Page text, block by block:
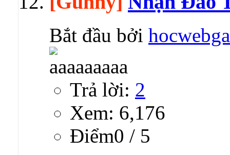
Bắt đầu bởi
Trả lời: 2
Xem: 6,176
Ðiểm0 / 5